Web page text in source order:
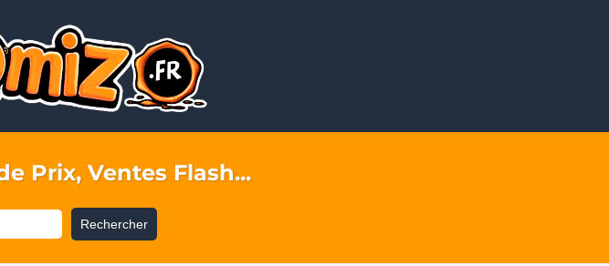
Prix, Ventes Flash...
Rechercher